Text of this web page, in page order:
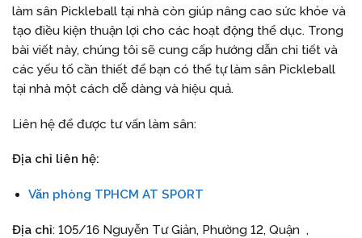
làm sân Pickleball tại nhà còn giúp nâng cao sức khỏe và
tạo điều kiện thuận lợi cho các hoạt động thể dục. Trong
bài viết này, chúng tôi sẽ cung cấp hướng dẫn chi tiết và
các yếu tố cần thiết để bạn có thể tự làm sân Pickleball
tại nhà một cách dễ dàng và hiệu quả.
Liên hệ để được tư vấn làm sân:
Địa chỉ liên hệ:
Văn phòng TPHCM AT SPORT
Địa chỉ: 105/16 Nguyễn Tư Giản, Phường 12, Quận ,